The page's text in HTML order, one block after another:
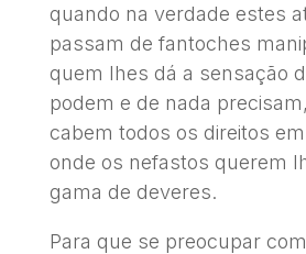
quando na verdade estes
passam de fantoches
quem lhes dá a sensação
podem e de nada
cabem todos os direitos
onde os nefastos querem
gama de deveres.
Para que se preocupar